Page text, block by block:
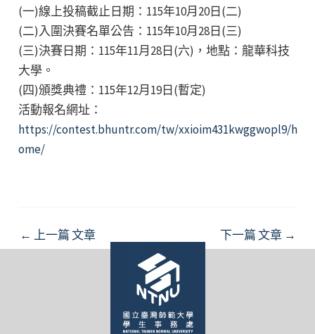
(一)線上投稿截止日期：115年10月20日(二)
(二)入圍決賽名單公告：115年10月28日(三)
(三)決賽日期：115年11月28日(六)，地點：龍華科技
大學。
(四)頒獎典禮：115年12月19日(暫定)
活動報名網址：
https://contest.bhuntr.com/tw/xxioim431kwggwopl9/h
ome/
Post
navigation
← 上一篇 文章 下一篇 文章 →